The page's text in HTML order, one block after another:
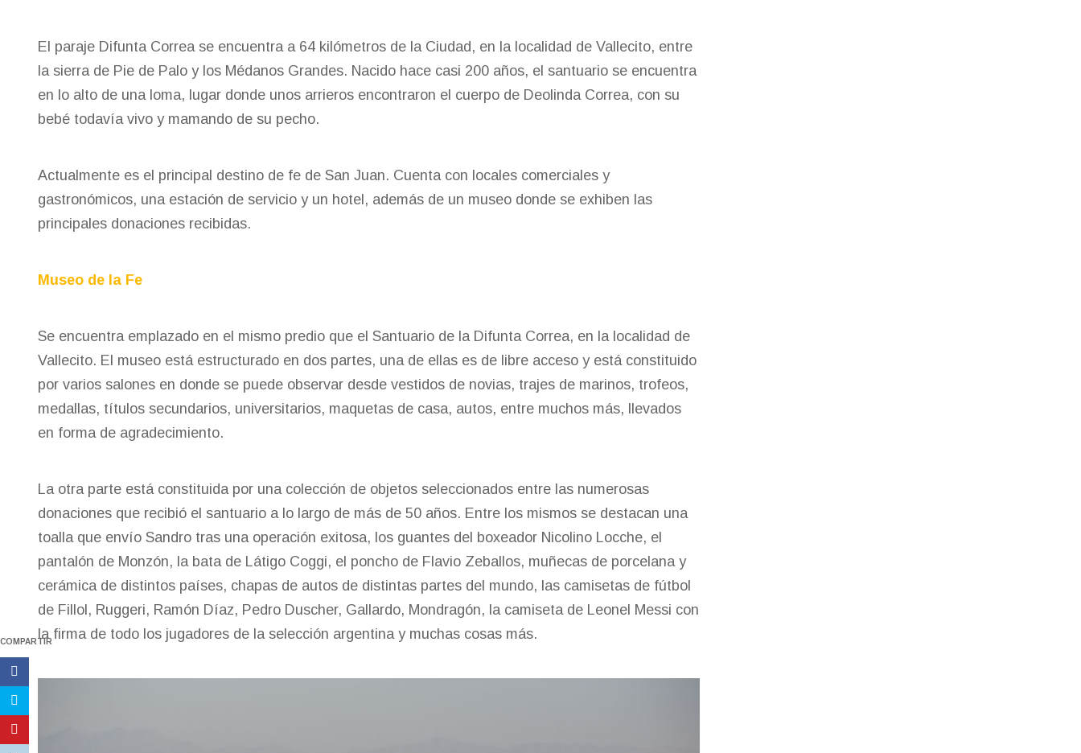
COMPARTIR
El paraje Difunta Correa se encuentra a 64 kilómetros de la Ciudad, en la localidad de Vallecito, entre
la sierra de Pie de Palo y los Médanos Grandes. Nacido hace casi 200 años, el santuario se encuentra
en lo alto de una loma, lugar donde unos arrieros encontraron el cuerpo de Deolinda Correa, con su
bebé todavía vivo y mamando de su pecho.
Actualmente es el principal destino de fe de San Juan. Cuenta con locales comerciales y
gastronómicos, una estación de servicio y un hotel, además de un museo donde se exhiben las
principales donaciones recibidas.
Museo de la Fe
Se encuentra emplazado en el mismo predio que el Santuario de la Difunta Correa, en la localidad de
Vallecito. El museo está estructurado en dos partes, una de ellas es de libre acceso y está constituido
por varios salones en donde se puede observar desde vestidos de novias, trajes de marinos, trofeos,
medallas, títulos secundarios, universitarios, maquetas de casa, autos, entre muchos más, llevados
en forma de agradecimiento.
La otra parte está constituida por una colección de objetos seleccionados entre las numerosas
donaciones que recibió el santuario a lo largo de más de 50 años. Entre los mismos se destacan una
toalla que envío Sandro tras una operación exitosa, los guantes del boxeador Nicolino Locche, el
pantalón de Monzón, la bata de Látigo Coggi, el poncho de Flavio Zeballos, muñecas de porcelana y
cerámica de distintos países, chapas de autos de distintas partes del mundo, las camisetas de fútbol
de Fillol, Ruggeri, Ramón Díaz, Pedro Duscher, Gallardo, Mondragón, la camiseta de Leonel Messi con
la firma de todo los jugadores de la selección argentina y muchas cosas más.